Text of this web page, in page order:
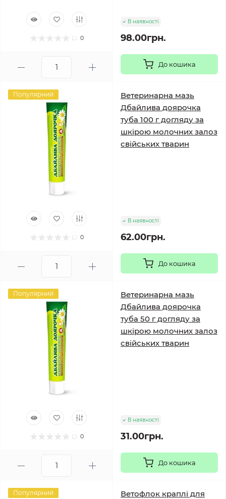
0
В наявності
98.00грн.
До кошика
Популярний
0
Ветеринарна мазь
Дбайлива доярочка
туба 100 г догляду за
шкірою молочних залоз
свійських тварин
В наявності
62.00грн.
До кошика
Популярний
0
Ветеринарна мазь
Дбайлива доярочка
туба 50 г догляду за
шкірою молочних залоз
свійських тварин
В наявності
31.00грн.
До кошика
Популярний
Ветофлок краплі для